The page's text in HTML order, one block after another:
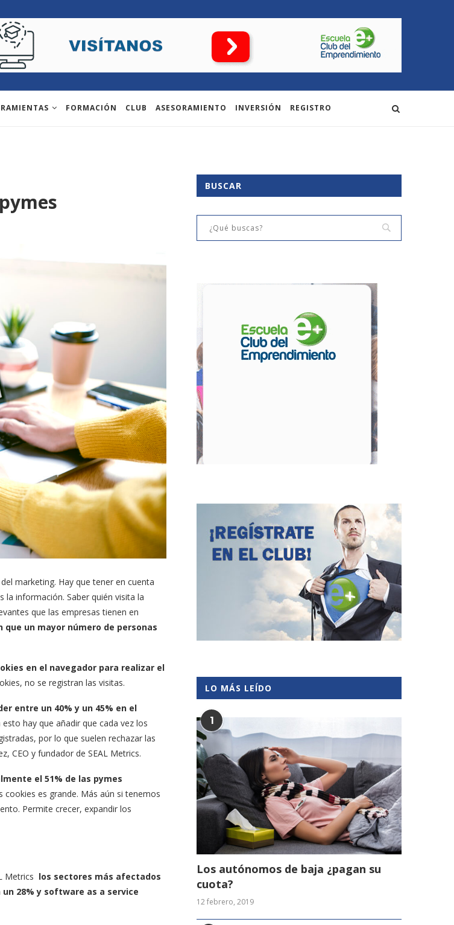
FORMACIÓN CLUB ASESORAMIENTO INVERSIÓN REGISTRO
marketing. Hay que tener en cuenta
información. Saber quién visita la
que las empresas tienen en
un mayor número de personas
en el navegador para realizar el
no se registran las visitas.
entre un 40% y un 45% en el
esto hay que añadir que cada vez los
por lo que suelen rechazar las
CEO y fundador de SEAL Metrics.
el 51% de las pymes
cookies es grande. Más aún si tenemos
Permite crecer, expandir los
Metrics los sectores más afectados
28% y software as a service
BUSCAR
LO MÁS LEÍDO
1
Los autónomos de baja ¿pagan su
cuota?
12 febrero, 2019